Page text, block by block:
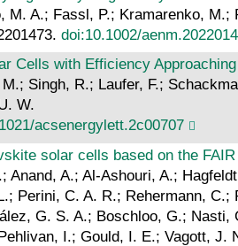
A.; Fassl, P.; Kramarenko, M.;
doi:10.1002/
Cells with Efficiency
Singh, R.; Laufer, F.;
W.
acsenergylett.2c00707
solar cells based on the
A.; Al-Ashouri, A.;
Perini, C. A. R.; Rehermann,
G. S. A.; Boschloo, G.;
I.; Gould, I. E.; Vagott,